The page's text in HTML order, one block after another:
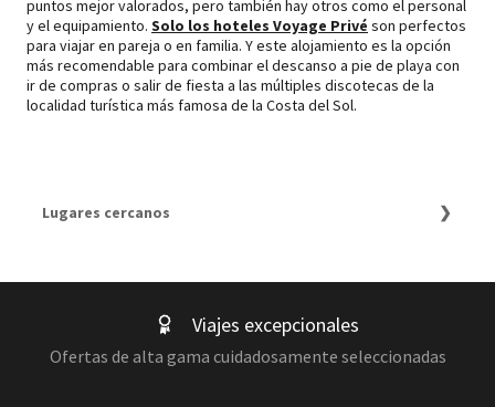
puntos mejor valorados, pero también hay otros como el personal
y el equipamiento. Solo los hoteles Voyage Privé son perfectos
para viajar en pareja o en familia. Y este alojamiento es la opción
más recomendable para combinar el descanso a pie de playa con
ir de compras o salir de fiesta a las múltiples discotecas de la
localidad turística más famosa de la Costa del Sol.
Lugares cercanos
Escapadas de fin de semana a Torremolinos
Last Minute Torremolinos
Viajes a Torremolinos
Los 10 Mejores Hoteles Todo Incluido de Benalmádena y
Viajes excepcionales
Ofertas de alta gama cuidadosamente seleccionadas